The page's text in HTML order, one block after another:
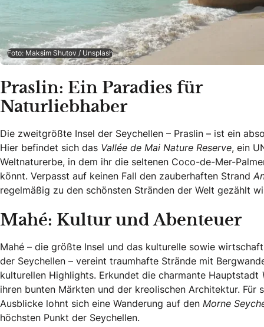
Foto: Maksim Shutov / Unsplash
Praslin: Ein Paradies für
Naturliebhaber
Die zweitgrößte Insel der Seychellen – Praslin – ist ein
Hier befindet sich das Vallée de Mai Nature Reserve, ein
Weltnaturerbe, in dem ihr die seltenen Coco-de-Mer-
könnt. Verpasst auf keinen Fall den zauberhaften Strand
regelmäßig zu den schönsten Stränden der Welt gezählt
Mahé: Kultur und Abenteuer
Mahé – die größte Insel und das kulturelle sowie
der Seychellen – vereint traumhafte Strände mit
kulturellen Highlights. Erkundet die charmante Hauptstadt
ihren bunten Märkten und der kreolischen Architektur. Für
Ausblicke lohnt sich eine Wanderung auf den Morne
höchsten Punkt der Seychellen.